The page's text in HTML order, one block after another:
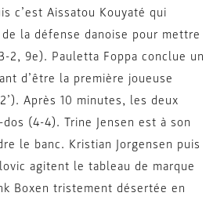
c’est Aissatou Kouyaté qui
de la défense danoise pour mettre
2, 9e). Pauletta Foppa conclue un
d’être la première joueuse
Après 10 minutes, les deux
(4-4). Trine Jensen est à son
le banc. Kristian Jorgensen puis
agitent le tableau de marque
Boxen tristement désertée en